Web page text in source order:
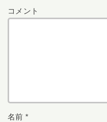
コメント
名前 *